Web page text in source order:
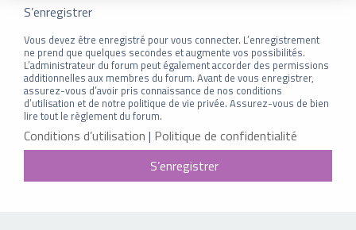
S’enregistrer
Vous devez être enregistré pour vous connecter. L’enregistrement
ne prend que quelques secondes et augmente vos possibilités.
L’administrateur du forum peut également accorder des permissions
additionnelles aux membres du forum. Avant de vous enregistrer,
assurez-vous d’avoir pris connaissance de nos conditions
d’utilisation et de notre politique de vie privée. Assurez-vous de bien
lire tout le règlement du forum.
Conditions d’utilisation | Politique de confidentialité
S’enregistrer